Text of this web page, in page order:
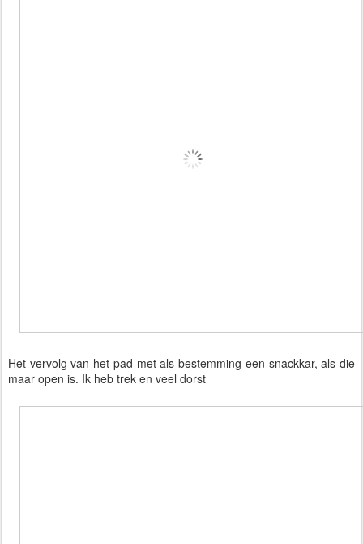
Het vervolg van het pad met als bestemming een snackkar, als die
maar open is. Ik heb trek en veel dorst